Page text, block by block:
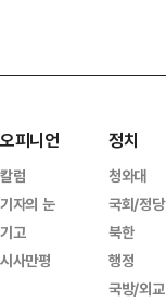
오피니언
칼럼
기자의 눈
기고
시사만평
정치
청와대
국회/정당
북한
행정
국방/외교